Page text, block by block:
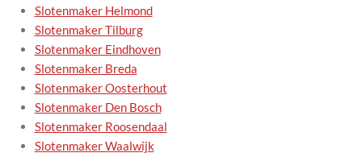
Slotenmaker Helmond
Slotenmaker Tilburg
Slotenmaker Eindhoven
Slotenmaker Breda
Slotenmaker Oosterhout
Slotenmaker Den Bosch
Slotenmaker Roosendaal
Slotenmaker Waalwijk